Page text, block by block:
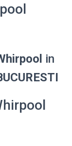
in